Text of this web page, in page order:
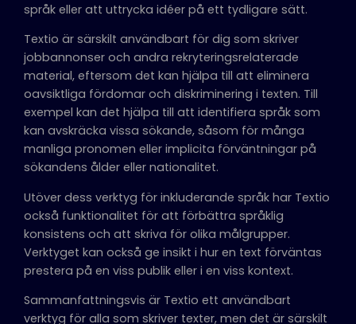
språk eller att uttrycka idéer på ett tydligare sätt.
Textio är särskilt användbart för dig som skriver
jobbannonser och andra rekryteringsrelaterade
material, eftersom det kan hjälpa till att eliminera
oavsiktliga fördomar och diskriminering i texten. Till
exempel kan det hjälpa till att identifiera språk som
kan avskräcka vissa sökande, såsom för många
manliga pronomen eller implicita förväntningar på
sökandens ålder eller nationalitet.
Utöver dess verktyg för inkluderande språk har Textio
också funktionalitet för att förbättra språklig
konsistens och att skriva för olika målgrupper.
Verktyget kan också ge insikt i hur en text förväntas
prestera på en viss publik eller i en viss kontext.
Sammanfattningsvis är Textio ett användbart
verktyg för alla som skriver texter, men det är särskilt